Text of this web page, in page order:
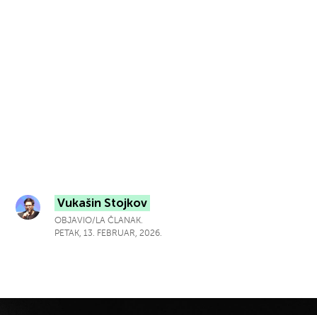
Vukašin Stojkov
OBJAVIO/LA ČLANAK.
PETAK, 13. FEBRUAR, 2026.